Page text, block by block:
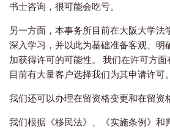
书士咨询，很可能会吃亏。
另一方面，本事务所目前在大阪大学法
深入学习，并以此为基础准备客观、明
加获得许可的可能性。 我们在许可方面
目前有大量客户选择我们为其申请许可
我们还可以办理在留资格变更和在留资
我们根据《移民法》、《实施条例》和